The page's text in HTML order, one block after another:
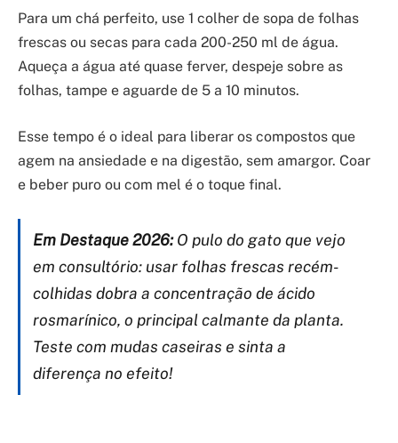
Para um chá perfeito, use 1 colher de sopa de folhas
frescas ou secas para cada 200-250 ml de água.
Aqueça a água até quase ferver, despeje sobre as
folhas, tampe e aguarde de 5 a 10 minutos.
Esse tempo é o ideal para liberar os compostos que
agem na ansiedade e na digestão, sem amargor. Coar
e beber puro ou com mel é o toque final.
Em Destaque 2026:O pulo do gato que vejo
em consultório: usar folhas frescas recém-
colhidas dobra a concentração de ácido
rosmarínico, o principal calmante da planta.
Teste com mudas caseiras e sinta a
diferença no efeito!